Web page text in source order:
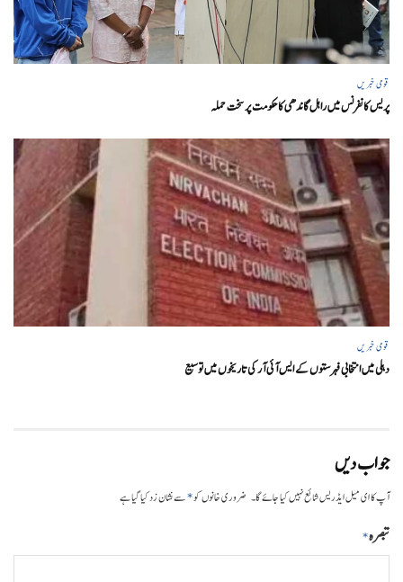
قومی خبریں
پریس کانفرنس میں راہل گاندھی کا حکومت پر سخت حملہ
قومی خبریں
دہلی میں انتخابی فہرستوں کے ایس آئی آر کی تاریخوں میں توسیع
جواب دیں
آپ کا ای میل ایڈریس شائع نہیں کیا جائے گا۔ ضروری خانوں کو*سے نشان زد کیا گیا ہے
تبصرہ*